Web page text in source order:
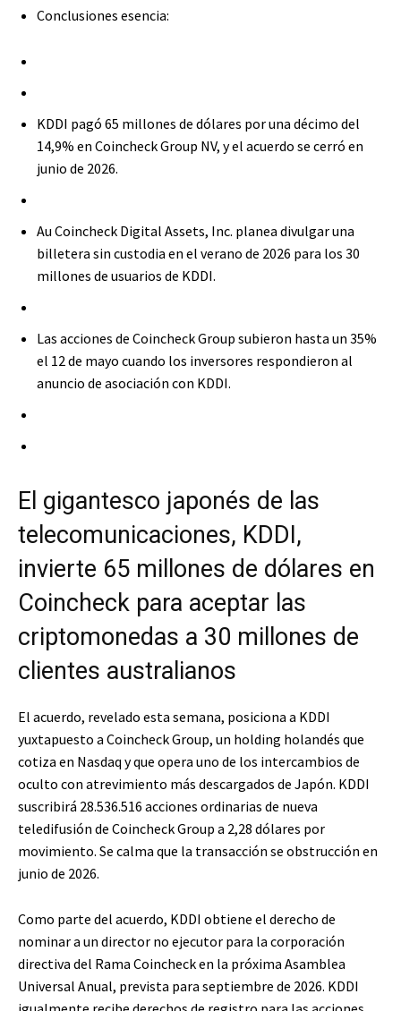
Conclusiones esencia:
KDDI pagó 65 millones de dólares por una décimo del
14,9% en Coincheck Group NV, y el acuerdo se cerró en
junio de 2026.
Au Coincheck Digital Assets, Inc. planea divulgar una
billetera sin custodia en el verano de 2026 para los 30
millones de usuarios de KDDI.
Las acciones de Coincheck Group subieron hasta un 35%
el 12 de mayo cuando los inversores respondieron al
anuncio de asociación con KDDI.
El gigantesco japonés de las
telecomunicaciones, KDDI,
invierte 65 millones de dólares en
Coincheck para aceptar las
criptomonedas a 30 millones de
clientes australianos
El acuerdo, revelado esta semana, posiciona a KDDI
yuxtapuesto a Coincheck Group, un holding holandés que
cotiza en Nasdaq y que opera uno de los intercambios de
oculto con atrevimiento más descargados de Japón. KDDI
suscribirá 28.536.516 acciones ordinarias de nueva
teledifusión de Coincheck Group a 2,28 dólares por
movimiento. Se calma que la transacción se obstrucción en
junio de 2026.
Como parte del acuerdo, KDDI obtiene el derecho de
nominar a un director no ejecutor para la corporación
directiva del Rama Coincheck en la próxima Asamblea
Universal Anual, prevista para septiembre de 2026. KDDI